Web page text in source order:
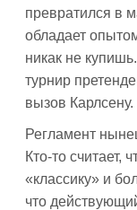
превратился в
обладает
никак не
турнир
вызов Карлсену.
Регламент
Кто-то считает,
«классику» и
что